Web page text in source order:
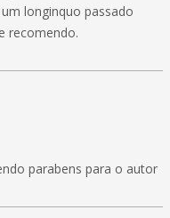
longinquo passado
recomendo.
parabens para o autor